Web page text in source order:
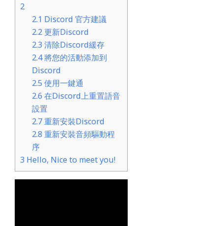
2
2.1 Discord 官方建議
2.2更新Discord
2.3 清除Discord緩存
2.4將您的活動添加到
Discord
2.5 使用一鍵通
2.6 在Discord上重置語音
設置
2.7重新安裝Discord
2.8 重新安裝音頻驅動程
序
3 Hello, Nice to meet you!